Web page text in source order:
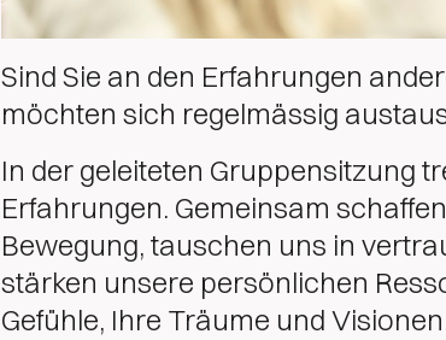
Sind Sie an den Erfahrungen
möchten sich regelmässig
In der geleiteten Gruppensitzung
Erfahrungen. Gemeinsam
Bewegung, tauschen uns in
stärken unsere persönlichen
Gefühle, Ihre Träume und